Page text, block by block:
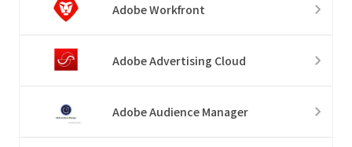
Adobe Workfront
Adobe Advertising Cloud
Adobe Audience Manager